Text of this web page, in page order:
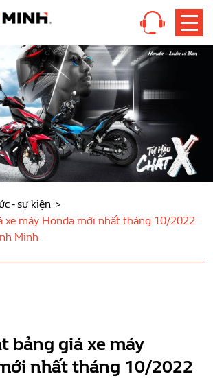
- sự kiện
xe máy Honda mới nhất tháng 10/2022
Minh
bảng giá xe máy
nhất tháng 10/2022